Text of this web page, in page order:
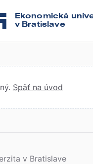
Ekonomická
v Bratislave
Späť na úvod
v Bratislave